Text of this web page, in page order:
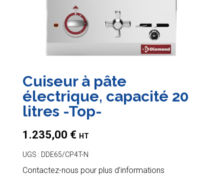
Cuiseur à pâte
électrique, capacité 20
litres -Top-
1.235,00 € HT
UGS : DDE65/CP4T-N
Contactez-nous pour plus d’informations